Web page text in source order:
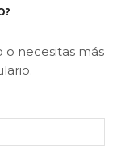
o necesitas más